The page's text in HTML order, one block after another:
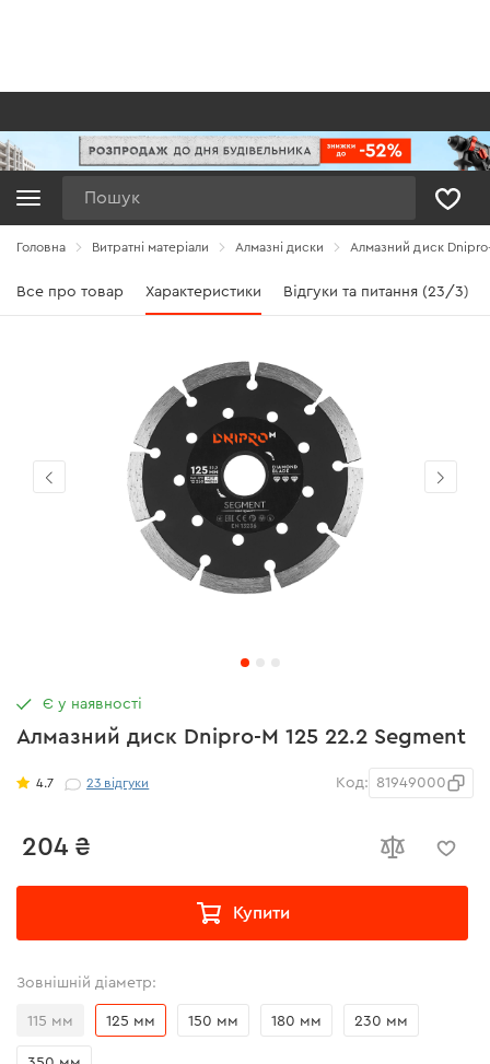
Головна Витратні матеріали Алмазні диски Алмазний диск
Все про товар Характеристики Відгуки та питання (23/3)
Алмазний диск Dnipro-M 125 22.2 Segment
4.7 23 відгуки Код: 81949000
204 ₴
Купити
Є у наявності
Зовнішній діаметр:
115 мм 125 мм 150 мм 180 мм 230 мм